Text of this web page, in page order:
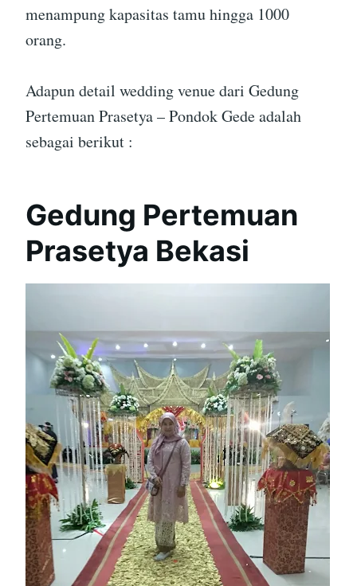
menampung kapasitas tamu hingga 1000
orang.
Adapun detail wedding venue dari Gedung
Pertemuan Prasetya – Pondok Gede adalah
sebagai berikut :
Gedung Pertemuan
Prasetya Bekasi